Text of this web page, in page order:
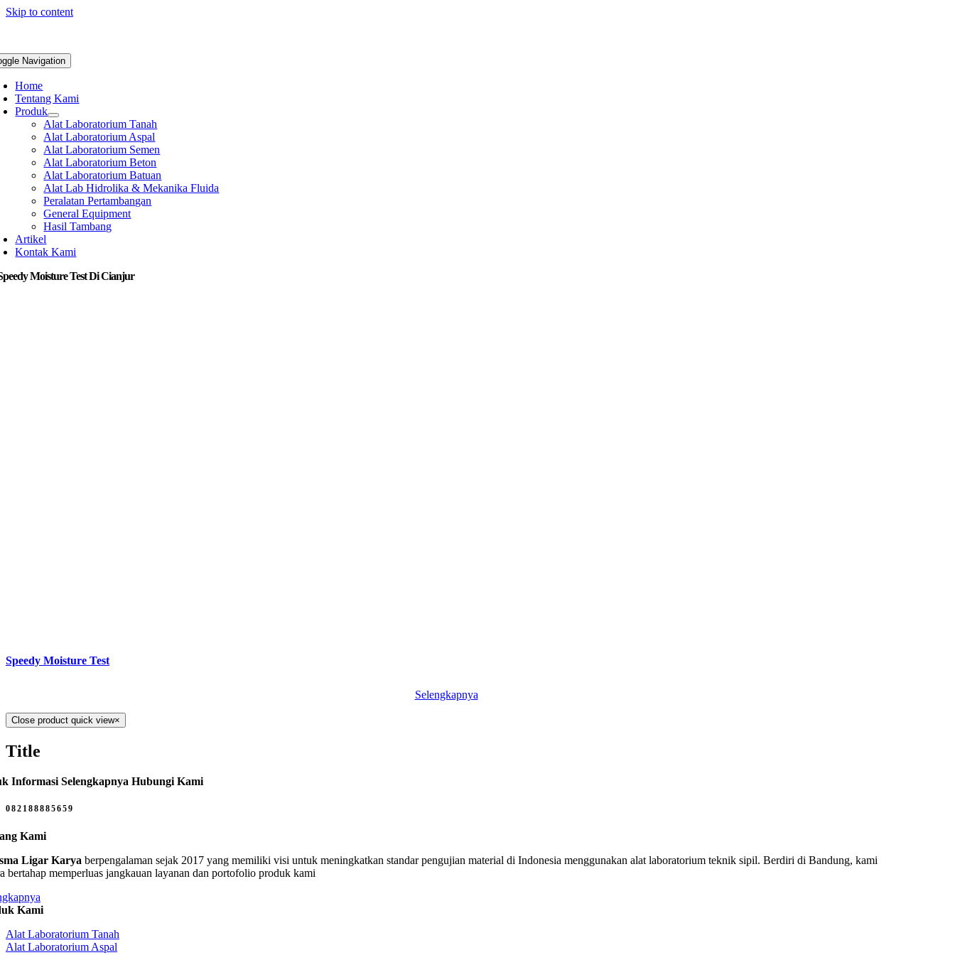
Skip to content
Navigation
Home
Tentang Kami
Produk
Alat Laboratorium Tanah
Alat Laboratorium Aspal
Alat Laboratorium Semen
Alat Laboratorium Beton
Alat Laboratorium Batuan
Alat Lab Hidrolika & Mekanika Fluida
Peralatan Pertambangan
General Equipment
Hasil Tambang
Artikel
Kontak Kami
Moisture Test Di Cianjur
Speedy Moisture Test
Selengkapnya
Close product quick view×
Title
Informasi Selengkapnya Hubungi Kami
082188885659
Kami
Ligar Karya berpengalaman sejak 2017 yang memiliki visi untuk meningkatkan standar pengujian material di Indonesia menggunakan alat laboratorium teknik sipil. Berdiri di Bandung, kami
bertahap memperluas jangkauan layanan dan portofolio produk kami
Kami
Alat Laboratorium Tanah
Alat Laboratorium Aspal